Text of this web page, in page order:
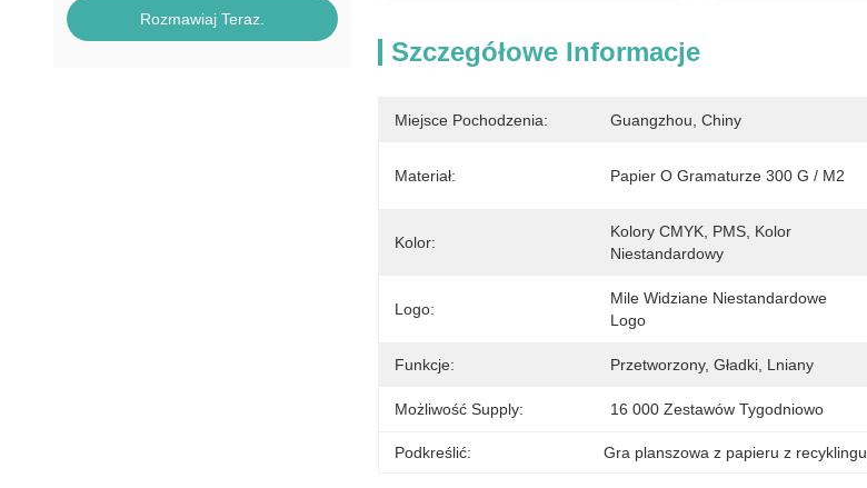
Rozmawiaj Teraz.
Szczegółowe Informacje
Miejsce Pochodzenia: Guangzhou, Chiny
Materiał: Papier O Gramaturze 300 G / M2
Kolor:
Kolory CMYK, PMS, Kolor
Niestandardowy
Logo:
Mile Widziane Niestandardowe
Logo
Funkcje: Przetworzony, Gładki, Lniany
Możliwość Supply: 16 000 Zestawów Tygodniowo
Podkreślić: Gra planszowa z papieru z recyklingu